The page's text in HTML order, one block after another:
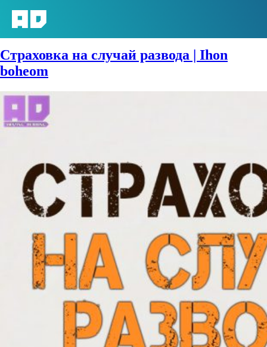
Тип:Сериал
Страховка на случай развода | Ihon
boheom